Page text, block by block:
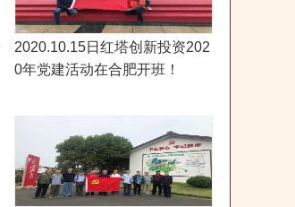
2020.10.15日红塔创新投资202
0年党建活动在合肥开班！